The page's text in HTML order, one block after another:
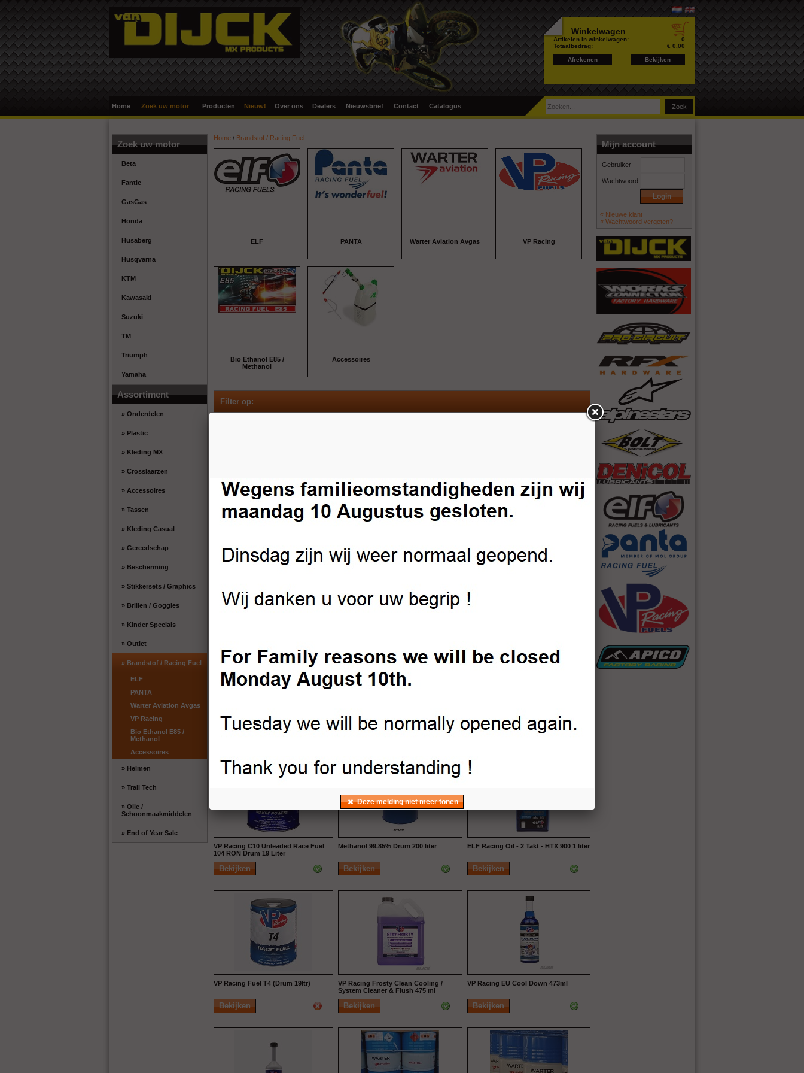
Home Zoek uw motor Producten Nieuw! Over ons Dealers Nieuwsbrief Contact Catalogus
Winkelwagen
Artikelen in winkelwagen:
0
Totaalbedrag:
€ 0,00
Afrekenen Bekijken
Zoek uw motor
Beta
Fantic
GasGas
Honda
Husaberg
Husqvarna
KTM
Kawasaki
Suzuki
TM
Triumph
Yamaha
Assortiment
» Onderdelen
» Plastic
» Kleding MX
» Crosslaarzen
» Accessoires
» Tassen
» Kleding Casual
» Gereedschap
» Bescherming
» Stikkersets / Graphics
» Brillen / Goggles
» Kinder Specials
» Outlet
» Brandstof / Racing Fuel
ELF
PANTA
Warter Aviation Avgas
VP Racing
Bio Ethanol E85 /
Methanol
Accessoires
» Helmen
» Trail Tech
» Olie /
Schoonmaakmiddelen
» End of Year Sale
Home / Brandstof / Racing Fuel
ELF PANTA Warter Aviation Avgas VP Racing
Bio Ethanol E85 /
Methanol
Accessoires
Filter op:
VP Racing X85 Race Fuel (Drum 19
VP Racing Fuel Jug Square 20 liter TAN
VP Racing 7-IN-1 Fuel Treatment BOX
SALE
Bekijken Bekijken Bekijken
VP Racing C10 Unleaded Race Fuel
104 RON Drum 19 Liter
Methanol 99.85% Drum 200 liter ELF Racing Oil - 2 Takt - HTX 900 1 liter
Bekijken Bekijken Bekijken
VP Racing Fuel T4 (Drum 19ltr)
VP Racing Frosty Clean Cooling /
System Cleaner & Flush 475 ml
VP Racing EU Cool Down 473ml
Bekijken Bekijken Bekijken
Mijn account
Gebruiker
Wachtwoord
« Nieuwe klant
« Wachtwoord vergeten?
Deze melding niet meer tonen